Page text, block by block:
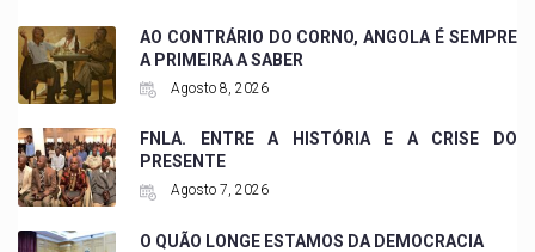
AO CONTRÁRIO DO CORNO, ANGOLA É SEMPRE
A PRIMEIRA A SABER
Agosto 8, 2026
FNLA. ENTRE A HISTÓRIA E A CRISE DO
PRESENTE
Agosto 7, 2026
O QUÃO LONGE ESTAMOS DA DEMOCRACIA